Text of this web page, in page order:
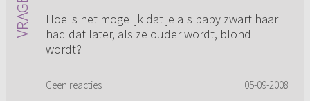
Hoe is het mogelijk dat je als baby zwart haar
had dat later, als ze ouder wordt, blond
wordt?
Geen reacties 05-09-2008